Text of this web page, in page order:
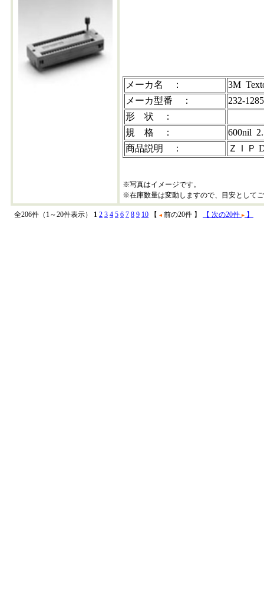
メーカ名 ：
3M
メーカ型番 ：
232-
形 状 ：
規 格 ：
600nil
商品説明 ：
ＺＩＰ
※写真はイメージです。
※在庫数量は変動しますので、目安として
全206件（1～20件表示） 1 2 3 4 5 6 7 8 9 10 【 前の20件 】 【 次の20件 】